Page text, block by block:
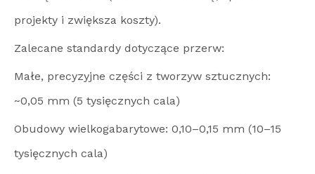
projekty i zwiększa koszty).
Zalecane standardy dotyczące przerw:
Małe, precyzyjne części z tworzyw sztucznych:
~0,05 mm (5 tysięcznych cala)
Obudowy wielkogabarytowe: 0,10–0,15 mm (10–15
tysięcznych cala)